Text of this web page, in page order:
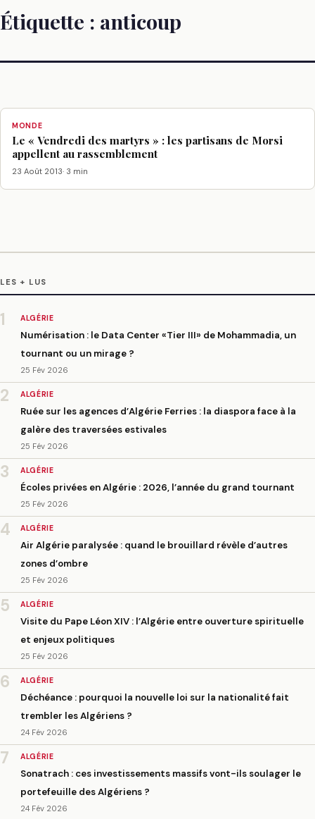
Étiquette : anticoup
MONDE
Le « Vendredi des martyrs » : les partisans de Morsi
appellent au rassemblement
23 Août 2013· 3 min
LES + LUS
1 ALGÉRIE
Numérisation : le Data Center «Tier III» de Mohammadia, un
tournant ou un mirage ?
25 Fév 2026
2 ALGÉRIE
Ruée sur les agences d’Algérie Ferries : la diaspora face à la
galère des traversées estivales
25 Fév 2026
3 ALGÉRIE
Écoles privées en Algérie : 2026, l’année du grand tournant
25 Fév 2026
4 ALGÉRIE
Air Algérie paralysée : quand le brouillard révèle d’autres
zones d’ombre
25 Fév 2026
5 ALGÉRIE
Visite du Pape Léon XIV : l’Algérie entre ouverture spirituelle
et enjeux politiques
25 Fév 2026
6 ALGÉRIE
Déchéance : pourquoi la nouvelle loi sur la nationalité fait
trembler les Algériens ?
24 Fév 2026
7 ALGÉRIE
Sonatrach : ces investissements massifs vont-ils soulager le
portefeuille des Algériens ?
24 Fév 2026